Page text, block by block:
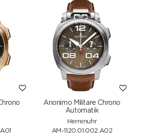
Anonimo Militare Chrono
Automatik
Herrenuhr
AM-1120.01.002.A02